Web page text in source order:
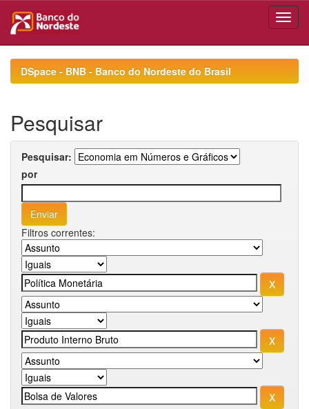
navigationDSpace - BNB - Banco do Nordeste do Brasil
Pesquisar
Pesquisar:
por
Filtros correntes: